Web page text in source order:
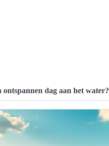
ontspannen dag aan het water?